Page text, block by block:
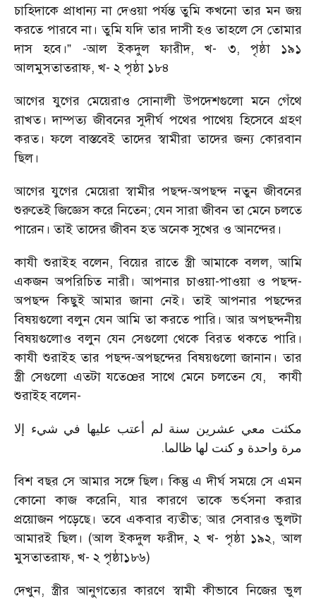
চাহিদাকে প্রাধান্য না দেওয়া পর্যন্ত তুমি কখনো তার মন জয়
করতে পারবে না। তুমি যদি তার দাসী হও তাহলে সে তোমার
দাস হবে।” -আল ইকদুল ফারীদ, খ- ৩, পৃষ্ঠা ১৯১
আলমুসতাতরাফ, খ- ২ পৃষ্ঠা ১৮৪
আগের যুগের মেয়েরাও সোনালী উপদেশগুলো মনে গেঁথে
রাখত। দাম্পত্য জীবনের সুদীর্ঘ পথের পাথেয় হিসেবে গ্রহণ
করত। ফলে বাস্তবেই তাদের স্বামীরা তাদের জন্য কোরবান
ছিল।
আগের যুগের মেয়েরা স্বামীর পছন্দ-অপছন্দ নতুন জীবনের
শুরুতেই জিজ্ঞেস করে নিতেন; যেন সারা জীবন তা মেনে চলতে
পারেন। তাই তাদের জীবন হত অনেক সুখের ও আনন্দের।
কাযী শুরাইহ বলেন, বিয়ের রাতে স্ত্রী আমাকে বলল, আমি
একজন অপরিচিত নারী। আপনার চাওয়া-পাওয়া ও পছন্দ-
অপছন্দ কিছুই আমার জানা নেই। তাই আপনার পছন্দের
বিষয়গুলো বলুন যেন আমি তা করতে পারি। আর অপছন্দনীয়
বিষয়গুলোও বলুন যেন সেগুলো থেকে বিরত থকতে পারি।
কাযী শুরাইহ তার পছন্দ-অপছন্দের বিষয়গুলো জানান। তার
স্ত্রী সেগুলো এতটা যতেœর সাথে মেনে চলতেন যে, কাযী
শুরাইহ বলেন-
مكثت معي عشرين سنة لم أعتب عليها في شيء إلا
مرة واحدة و كنت لها ظالما.
বিশ বছর সে আমার সঙ্গে ছিল। কিন্তু এ দীর্ঘ সময়ে সে এমন
কোনো কাজ করেনি, যার কারণে তাকে ভর্ৎসনা করার
প্রয়োজন পড়েছে। তবে একবার ব্যতীত; আর সেবারও ভুলটা
আমারই ছিল। (আল ইকদুল ফরীদ, ২ খ- পৃষ্ঠা ১৯২, আল
মুসতাতরাফ, খ- ২ পৃষ্ঠা১৮৬)
দেখুন, স্ত্রীর আনুগত্যের কারণে স্বামী কীভাবে নিজের ভুল